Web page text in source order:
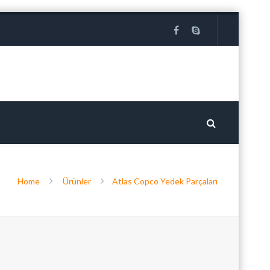
Home Ürünler Atlas Copco Yedek Parçaları